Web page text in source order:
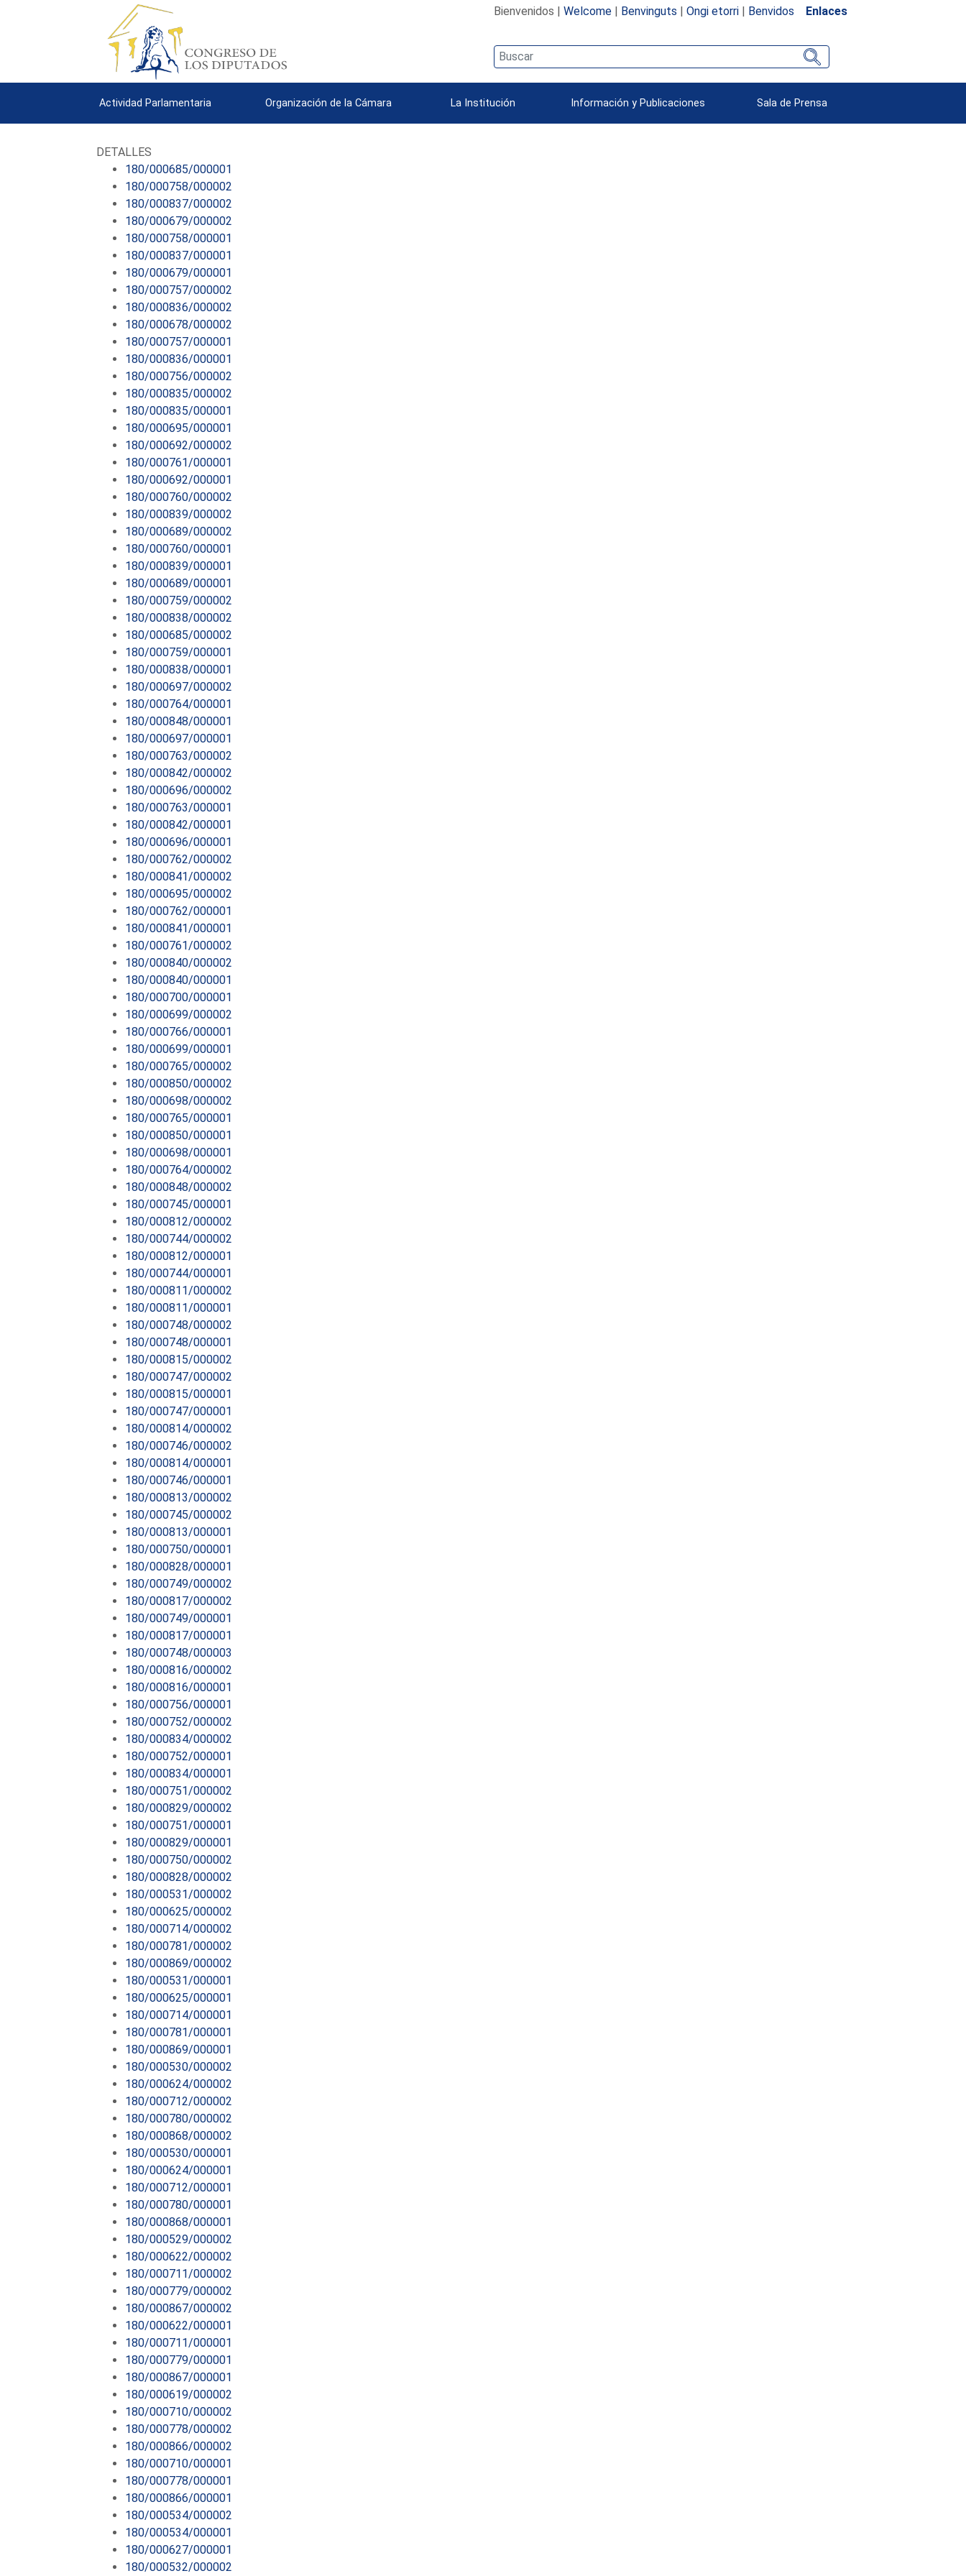
Bienvenidos | Welcome| Benvinguts | Ongi etorri| Benvidos Enlaces
Actividad Parlamentaria Organización de la Cámara La Institución Información y Publicaciones Sala de Prensa
DETALLES
180/000685/000001
180/000758/000002
180/000837/000002
180/000679/000002
180/000758/000001
180/000837/000001
180/000679/000001
180/000757/000002
180/000836/000002
180/000678/000002
180/000757/000001
180/000836/000001
180/000756/000002
180/000835/000002
180/000835/000001
180/000695/000001
180/000692/000002
180/000761/000001
180/000692/000001
180/000760/000002
180/000839/000002
180/000689/000002
180/000760/000001
180/000839/000001
180/000689/000001
180/000759/000002
180/000838/000002
180/000685/000002
180/000759/000001
180/000838/000001
180/000697/000002
180/000764/000001
180/000848/000001
180/000697/000001
180/000763/000002
180/000842/000002
180/000696/000002
180/000763/000001
180/000842/000001
180/000696/000001
180/000762/000002
180/000841/000002
180/000695/000002
180/000762/000001
180/000841/000001
180/000761/000002
180/000840/000002
180/000840/000001
180/000700/000001
180/000699/000002
180/000766/000001
180/000699/000001
180/000765/000002
180/000850/000002
180/000698/000002
180/000765/000001
180/000850/000001
180/000698/000001
180/000764/000002
180/000848/000002
180/000745/000001
180/000812/000002
180/000744/000002
180/000812/000001
180/000744/000001
180/000811/000002
180/000811/000001
180/000748/000002
180/000748/000001
180/000815/000002
180/000747/000002
180/000815/000001
180/000747/000001
180/000814/000002
180/000746/000002
180/000814/000001
180/000746/000001
180/000813/000002
180/000745/000002
180/000813/000001
180/000750/000001
180/000828/000001
180/000749/000002
180/000817/000002
180/000749/000001
180/000817/000001
180/000748/000003
180/000816/000002
180/000816/000001
180/000756/000001
180/000752/000002
180/000834/000002
180/000752/000001
180/000834/000001
180/000751/000002
180/000829/000002
180/000751/000001
180/000829/000001
180/000750/000002
180/000828/000002
180/000531/000002
180/000625/000002
180/000714/000002
180/000781/000002
180/000869/000002
180/000531/000001
180/000625/000001
180/000714/000001
180/000781/000001
180/000869/000001
180/000530/000002
180/000624/000002
180/000712/000002
180/000780/000002
180/000868/000002
180/000530/000001
180/000624/000001
180/000712/000001
180/000780/000001
180/000868/000001
180/000529/000002
180/000622/000002
180/000711/000002
180/000779/000002
180/000867/000002
180/000622/000001
180/000711/000001
180/000779/000001
180/000867/000001
180/000619/000002
180/000710/000002
180/000778/000002
180/000866/000002
180/000710/000001
180/000778/000001
180/000866/000001
180/000534/000002
180/000534/000001
180/000627/000001
180/000532/000002